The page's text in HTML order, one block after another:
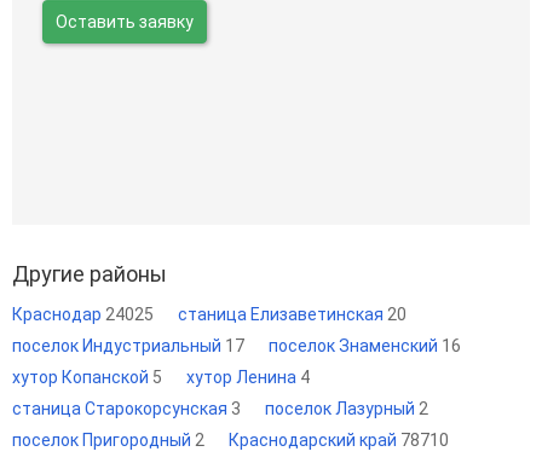
Оставить заявку
Другие районы
Краснодар 24025 станица Елизаветинская 20
поселок Индустриальный 17 поселок Знаменский 16
хутор Копанской 5 хутор Ленина 4
станица Старокорсунская 3 поселок Лазурный 2
поселок Пригородный 2 Краснодарский край 78710